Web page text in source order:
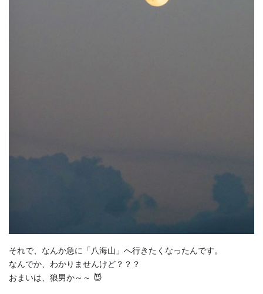
それで、なんか急に「八海山」へ行きたくなったんです。
なんでか、わかりませんけど？？？
おまいは、狼男か～～ 😈